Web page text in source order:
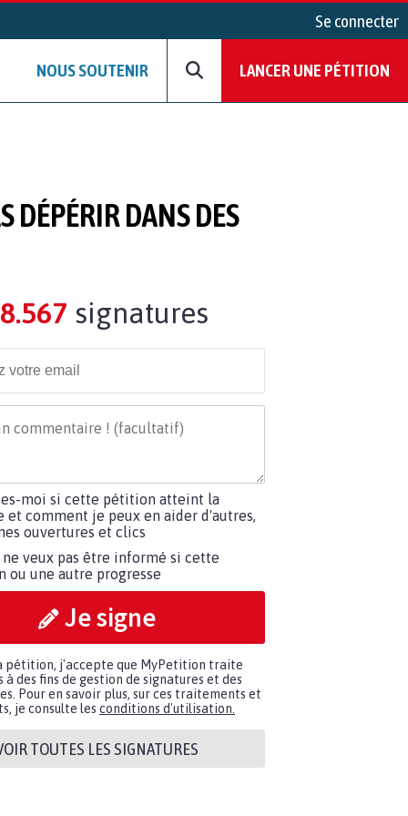
Se connecter
NOUS SOUTENIR LANCER UNE PÉTITION
DÉPÉRIR DANS DES
signatures
moi si cette pétition atteint la
et comment je peux en aider d'autres,
ouvertures et clics
ne veux pas être informé si cette
ou une autre progresse
Je signe
pétition, j'accepte que MyPetition traite
à des fins de gestion de signatures et des
Pour en savoir plus, sur ces traitements et
je consulte les conditions d'utilisation.
TOUTES LES SIGNATURES